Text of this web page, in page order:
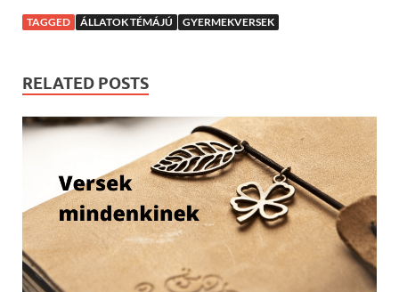
TAGGED ÁLLATOK TÉMÁJÚ GYERMEKVERSEK
RELATED POSTS